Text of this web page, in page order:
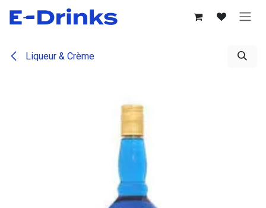
Se rendre au contenu
Liqueur & Crème